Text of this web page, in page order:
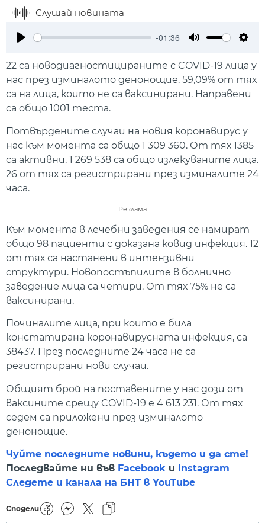
Слушай новината
-01:36
22 са новодиагностицираните с COVID-19 лица у
нас през изминалото денонощие. 59,09% от тях
са на лица, които не са ваксинирани. Направени
са общо 1001 теста.
Потвърдените случаи на новия коронавирус у
нас към момента са общо 1 309 360. От тях 1385
са активни. 1 269 538 са общо излекуваните лица.
26 от тях са регистрирани през изминалите 24
часа.
Реклама
Към момента в лечебни заведения се намират
общо 98 пациенти с доказана ковид инфекция. 12
от тях са настанени в интензивни
структури. Новопостъпилите в болнично
заведение лица са четири. От тях 75% не са
ваксинирани.
Починалите лица, при които е била
констатирана коронавирусната инфекция, са
38437. През последните 24 часа не са
регистрирани нови случаи.
Общият брой на поставените у нас дози от
ваксините срещу COVID-19 е 4 613 231. От тях
седем са приложени през изминалото
денонощие.
Чуйте последните новини, където и да сте!
Последвайте ни във Facebook и Instagram
Следете и канала на БНТ в YouTube
Сподели